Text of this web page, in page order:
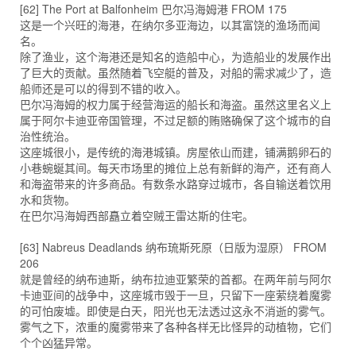
[62] The Port at Balfonheim 巴尔冯海姆港 FROM 175
这是一个兴旺的海港，在纳尔多亚海边，以其富饶的渔场而闻
名。
除了渔业，这个海港还是知名的造船中心，为造船业的发展作出
了巨大的贡献。虽然随着飞空艇的普及，对船的需求减少了，造
船师还是可以的得到不错的收入。
巴尔冯海姆的权力属于经营海运的船长和海盗。虽然这里名义上
属于阿尔卡迪亚帝国管理，不过足额的贿赂确保了这个城市的自
治性统治。
这座城很小，是传统的海港城镇。房屋依山而建，铺满鹅卵石的
小巷蜿蜒其间。每天市场里的摊位上总有新鲜的海产，还有商人
和海盗带来的许多商品。有数条水路穿过城市，各自输送着饮用
水和货物。
在巴尔冯海姆西部矗立着空贼王雷达斯的住宅。
[63] Nabreus Deadlands 纳布琉斯死原（日版为湿原） FROM
206
就是曾经的纳布迪斯，纳布拉迪亚繁荣的首都。在两年前与阿尔
卡迪亚间的战争中，这座城市毁于一旦，只留下一座萦绕着魔雾
的可怕废墟。即使是白天，阳光也无法透过这永不消逝的雾气。
雾气之下，浓重的魔雾带来了各种各样无比怪异的动植物，它们
个个凶猛异常。